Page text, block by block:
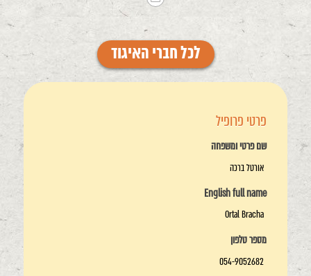
לכל חברי האיגוד
פרטי פרופיל
שם פרטי ומשפחה
אורטל ברכה
English full name
Ortal Bracha
מספר טלפון
054-9052682